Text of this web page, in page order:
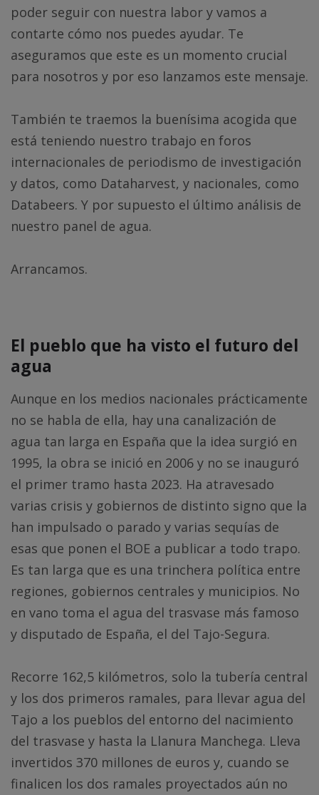
poder seguir con nuestra labor y vamos a
contarte cómo nos puedes ayudar. Te
aseguramos que este es un momento crucial
para nosotros y por eso lanzamos este mensaje.
También te traemos la buenísima acogida que
está teniendo nuestro trabajo en foros
internacionales de periodismo de investigación
y datos, como Dataharvest, y nacionales, como
Databeers. Y por supuesto el último análisis de
nuestro panel de agua.
Arrancamos.
El pueblo que ha visto el futuro del
agua
Aunque en los medios nacionales prácticamente
no se habla de ella, hay una canalización de
agua tan larga en España que la idea surgió en
1995, la obra se inició en 2006 y no se inauguró
el primer tramo hasta 2023. Ha atravesado
varias crisis y gobiernos de distinto signo que la
han impulsado o parado y varias sequías de
esas que ponen el BOE a publicar a todo trapo.
Es tan larga que es una trinchera política entre
regiones, gobiernos centrales y municipios. No
en vano toma el agua del trasvase más famoso
y disputado de España, el del Tajo-Segura.
Recorre 162,5 kilómetros, solo la tubería central
y los dos primeros ramales, para llevar agua del
Tajo a los pueblos del entorno del nacimiento
del trasvase y hasta la Llanura Manchega. Lleva
invertidos 370 millones de euros y, cuando se
finalicen los dos ramales proyectados aún no